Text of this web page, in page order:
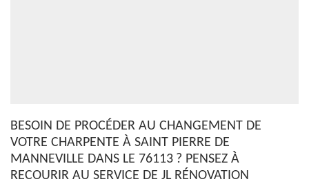
BESOIN DE PROCÉDER AU CHANGEMENT DE
VOTRE CHARPENTE À SAINT PIERRE DE
MANNEVILLE DANS LE 76113 ? PENSEZ À
RECOURIR AU SERVICE DE JL RÉNOVATION